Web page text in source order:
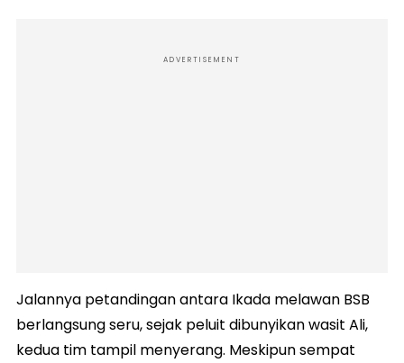
ADVERTISEMENT
Jalannya petandingan antara Ikada melawan BSB
berlangsung seru, sejak peluit dibunyikan wasit Ali,
kedua tim tampil menyerang. Meskipun sempat